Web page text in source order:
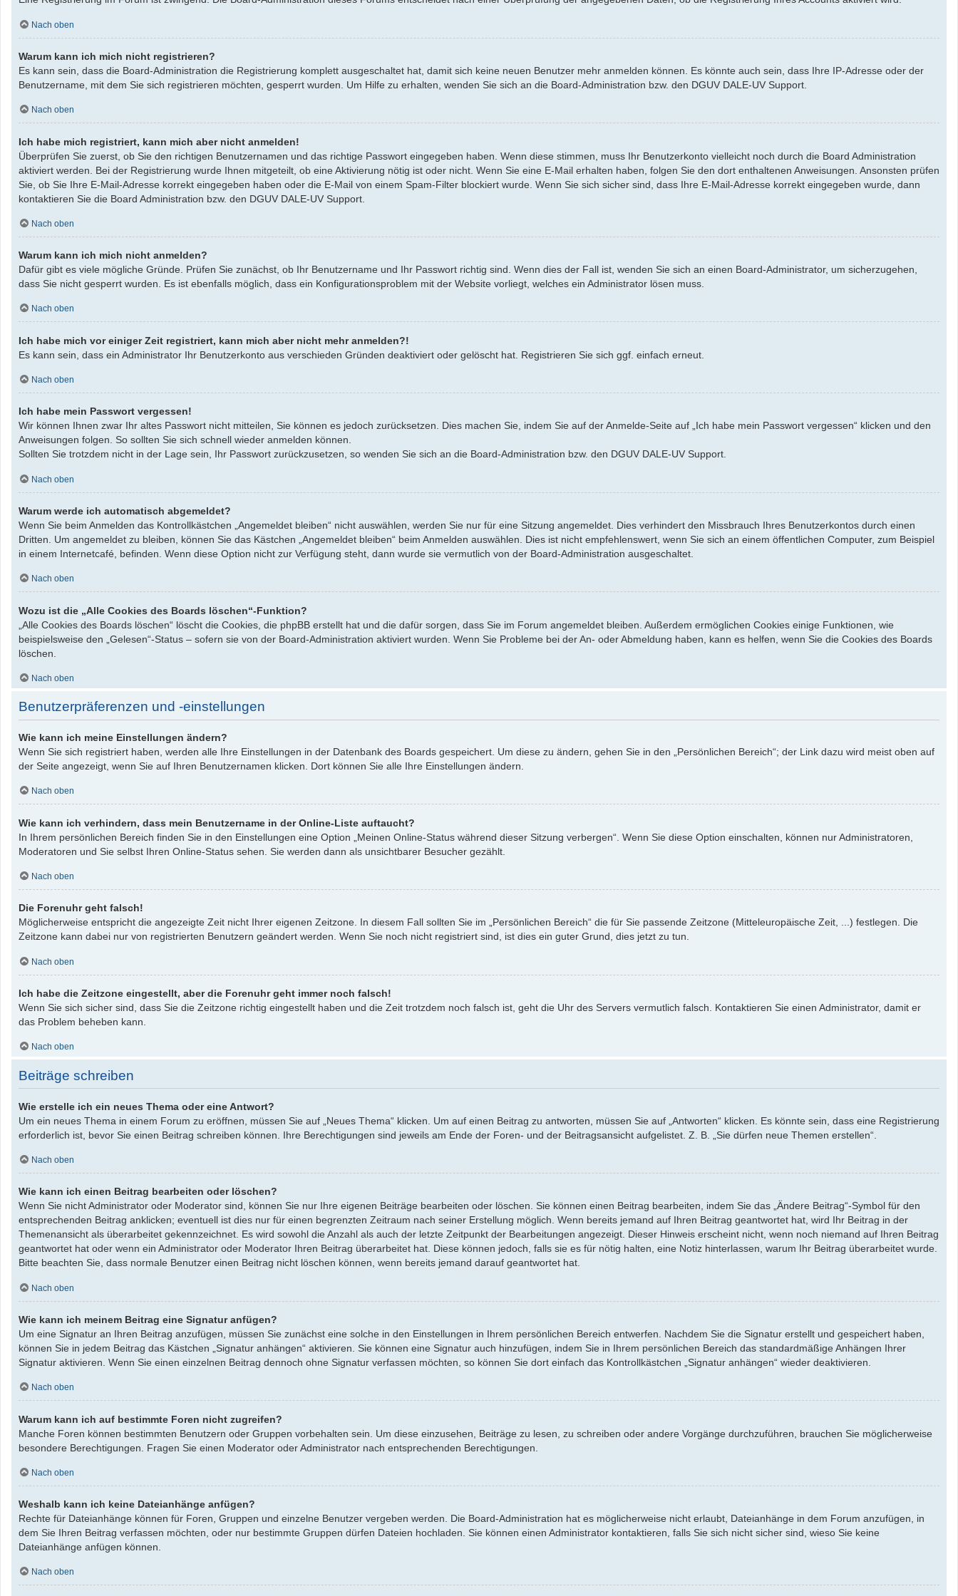
Nach oben
Warum kann ich mich nicht registrieren?
Es kann sein, dass die Board-Administration die Registrierung komplett ausgeschaltet hat, damit sich keine neuen Benutzer mehr anmelden können. Es könnte auch sein, dass Ihre IP-Adresse oder der
Benutzername, mit dem Sie sich registrieren möchten, gesperrt wurden. Um Hilfe zu erhalten, wenden Sie sich an die Board-Administration bzw. den DGUV DALE-UV Support.
Nach oben
Ich habe mich registriert, kann mich aber nicht anmelden!
Überprüfen Sie zuerst, ob Sie den richtigen Benutzernamen und das richtige Passwort eingegeben haben. Wenn diese stimmen, muss Ihr Benutzerkonto vielleicht noch durch die Board Administration
aktiviert werden. Bei der Registrierung wurde Ihnen mitgeteilt, ob eine Aktivierung nötig ist oder nicht. Wenn Sie eine E-Mail erhalten haben, folgen Sie den dort enthaltenen Anweisungen. Ansonsten prüfen
Sie, ob Sie Ihre E-Mail-Adresse korrekt eingegeben haben oder die E-Mail von einem Spam-Filter blockiert wurde. Wenn Sie sich sicher sind, dass Ihre E-Mail-Adresse korrekt eingegeben wurde, dann
kontaktieren Sie die Board Administration bzw. den DGUV DALE-UV Support.
Nach oben
Warum kann ich mich nicht anmelden?
Dafür gibt es viele mögliche Gründe. Prüfen Sie zunächst, ob Ihr Benutzername und Ihr Passwort richtig sind. Wenn dies der Fall ist, wenden Sie sich an einen Board-Administrator, um sicherzugehen,
dass Sie nicht gesperrt wurden. Es ist ebenfalls möglich, dass ein Konfigurationsproblem mit der Website vorliegt, welches ein Administrator lösen muss.
Nach oben
Ich habe mich vor einiger Zeit registriert, kann mich aber nicht mehr anmelden?!
Es kann sein, dass ein Administrator Ihr Benutzerkonto aus verschieden Gründen deaktiviert oder gelöscht hat. Registrieren Sie sich ggf. einfach erneut.
Nach oben
Ich habe mein Passwort vergessen!
Wir können Ihnen zwar Ihr altes Passwort nicht mitteilen, Sie können es jedoch zurücksetzen. Dies machen Sie, indem Sie auf der Anmelde-Seite auf „Ich habe mein Passwort vergessen“ klicken und den
Anweisungen folgen. So sollten Sie sich schnell wieder anmelden können.
Sollten Sie trotzdem nicht in der Lage sein, Ihr Passwort zurückzusetzen, so wenden Sie sich an die Board-Administration bzw. den DGUV DALE-UV Support.
Nach oben
Warum werde ich automatisch abgemeldet?
Wenn Sie beim Anmelden das Kontrollkästchen „Angemeldet bleiben“ nicht auswählen, werden Sie nur für eine Sitzung angemeldet. Dies verhindert den Missbrauch Ihres Benutzerkontos durch einen
Dritten. Um angemeldet zu bleiben, können Sie das Kästchen „Angemeldet bleiben“ beim Anmelden auswählen. Dies ist nicht empfehlenswert, wenn Sie sich an einem öffentlichen Computer, zum Beispiel
in einem Internetcafé, befinden. Wenn diese Option nicht zur Verfügung steht, dann wurde sie vermutlich von der Board-Administration ausgeschaltet.
Nach oben
Wozu ist die „Alle Cookies des Boards löschen“-Funktion?
„Alle Cookies des Boards löschen“ löscht die Cookies, die phpBB erstellt hat und die dafür sorgen, dass Sie im Forum angemeldet bleiben. Außerdem ermöglichen Cookies einige Funktionen, wie
beispielsweise den „Gelesen“-Status – sofern sie von der Board-Administration aktiviert wurden. Wenn Sie Probleme bei der An- oder Abmeldung haben, kann es helfen, wenn Sie die Cookies des Boards
löschen.
Nach oben
Benutzerpräferenzen und -einstellungen
Wie kann ich meine Einstellungen ändern?
Wenn Sie sich registriert haben, werden alle Ihre Einstellungen in der Datenbank des Boards gespeichert. Um diese zu ändern, gehen Sie in den „Persönlichen Bereich“; der Link dazu wird meist oben auf
der Seite angezeigt, wenn Sie auf Ihren Benutzernamen klicken. Dort können Sie alle Ihre Einstellungen ändern.
Nach oben
Wie kann ich verhindern, dass mein Benutzername in der Online-Liste auftaucht?
In Ihrem persönlichen Bereich finden Sie in den Einstellungen eine Option „Meinen Online-Status während dieser Sitzung verbergen“. Wenn Sie diese Option einschalten, können nur Administratoren,
Moderatoren und Sie selbst Ihren Online-Status sehen. Sie werden dann als unsichtbarer Besucher gezählt.
Nach oben
Die Forenuhr geht falsch!
Möglicherweise entspricht die angezeigte Zeit nicht Ihrer eigenen Zeitzone. In diesem Fall sollten Sie im „Persönlichen Bereich“ die für Sie passende Zeitzone (Mitteleuropäische Zeit, ...) festlegen. Die
Zeitzone kann dabei nur von registrierten Benutzern geändert werden. Wenn Sie noch nicht registriert sind, ist dies ein guter Grund, dies jetzt zu tun.
Nach oben
Ich habe die Zeitzone eingestellt, aber die Forenuhr geht immer noch falsch!
Wenn Sie sich sicher sind, dass Sie die Zeitzone richtig eingestellt haben und die Zeit trotzdem noch falsch ist, geht die Uhr des Servers vermutlich falsch. Kontaktieren Sie einen Administrator, damit er
das Problem beheben kann.
Nach oben
Beiträge schreiben
Wie erstelle ich ein neues Thema oder eine Antwort?
Um ein neues Thema in einem Forum zu eröffnen, müssen Sie auf „Neues Thema“ klicken. Um auf einen Beitrag zu antworten, müssen Sie auf „Antworten“ klicken. Es könnte sein, dass eine Registrierung
erforderlich ist, bevor Sie einen Beitrag schreiben können. Ihre Berechtigungen sind jeweils am Ende der Foren- und der Beitragsansicht aufgelistet. Z. B. „Sie dürfen neue Themen erstellen“.
Nach oben
Wie kann ich einen Beitrag bearbeiten oder löschen?
Wenn Sie nicht Administrator oder Moderator sind, können Sie nur Ihre eigenen Beiträge bearbeiten oder löschen. Sie können einen Beitrag bearbeiten, indem Sie das „Ändere Beitrag“-Symbol für den
entsprechenden Beitrag anklicken; eventuell ist dies nur für einen begrenzten Zeitraum nach seiner Erstellung möglich. Wenn bereits jemand auf Ihren Beitrag geantwortet hat, wird Ihr Beitrag in der
Themenansicht als überarbeitet gekennzeichnet. Es wird sowohl die Anzahl als auch der letzte Zeitpunkt der Bearbeitungen angezeigt. Dieser Hinweis erscheint nicht, wenn noch niemand auf Ihren Beitrag
geantwortet hat oder wenn ein Administrator oder Moderator Ihren Beitrag überarbeitet hat. Diese können jedoch, falls sie es für nötig halten, eine Notiz hinterlassen, warum Ihr Beitrag überarbeitet wurde.
Bitte beachten Sie, dass normale Benutzer einen Beitrag nicht löschen können, wenn bereits jemand darauf geantwortet hat.
Nach oben
Wie kann ich meinem Beitrag eine Signatur anfügen?
Um eine Signatur an Ihren Beitrag anzufügen, müssen Sie zunächst eine solche in den Einstellungen in Ihrem persönlichen Bereich entwerfen. Nachdem Sie die Signatur erstellt und gespeichert haben,
können Sie in jedem Beitrag das Kästchen „Signatur anhängen“ aktivieren. Sie können eine Signatur auch hinzufügen, indem Sie in Ihrem persönlichen Bereich das standardmäßige Anhängen Ihrer
Signatur aktivieren. Wenn Sie einen einzelnen Beitrag dennoch ohne Signatur verfassen möchten, so können Sie dort einfach das Kontrollkästchen „Signatur anhängen“ wieder deaktivieren.
Nach oben
Warum kann ich auf bestimmte Foren nicht zugreifen?
Manche Foren können bestimmten Benutzern oder Gruppen vorbehalten sein. Um diese einzusehen, Beiträge zu lesen, zu schreiben oder andere Vorgänge durchzuführen, brauchen Sie möglicherweise
besondere Berechtigungen. Fragen Sie einen Moderator oder Administrator nach entsprechenden Berechtigungen.
Nach oben
Weshalb kann ich keine Dateianhänge anfügen?
Rechte für Dateianhänge können für Foren, Gruppen und einzelne Benutzer vergeben werden. Die Board-Administration hat es möglicherweise nicht erlaubt, Dateianhänge in dem Forum anzufügen, in
dem Sie Ihren Beitrag verfassen möchten, oder nur bestimmte Gruppen dürfen Dateien hochladen. Sie können einen Administrator kontaktieren, falls Sie sich nicht sicher sind, wieso Sie keine
Dateianhänge anfügen können.
Nach oben